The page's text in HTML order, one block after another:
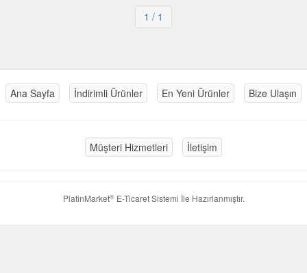
1 / 1
Ana Sayfa İndirimli Ürünler En Yeni Ürünler Bize Ulaşın
Müşteri Hizmetleri İletişim
PlatinMarket®E-Ticaret Sistemi İle Hazırlanmıştır.